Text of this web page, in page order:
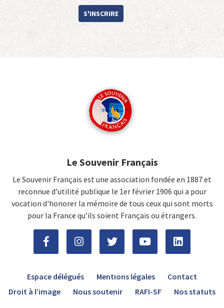
S'INSCRIRE
Le Souvenir Français
Le Souvenir Français est une association fondée en 1887 et
reconnue d’utilité publique le 1er février 1906 qui a pour
vocation d'honorer la mémoire de tous ceux qui sont morts
pour la France qu’ils soient Français ou étrangers.
Espace délégués Mentions légales
Contact
Droit à l’image
Nous soutenir RAFI-SF Nos statuts